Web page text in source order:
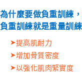
為什麼要做負重訓練
負重訓練就是重量訓
➤提高肌耐力
➤增加骨質密度
➤以強化肌肉緊實度